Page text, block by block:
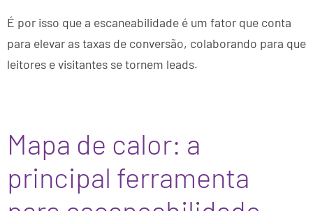
É por isso que a escaneabilidade é um fator que conta
para elevar as taxas de conversão, colaborando para que
leitores e visitantes se tornem leads.
Mapa de calor: a
principal ferramenta